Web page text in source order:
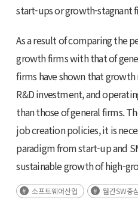
start-ups or growth-stagnant
As a result of comparing the
growth firms with that of
firms have shown that
R&D investment, and
than those of general firms.
job creation policies, it is
paradigm from start-up and
sustainable growth of high-
소프트웨어산업 월간SW중